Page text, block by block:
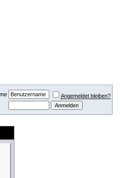
Angemeldet bleiben?